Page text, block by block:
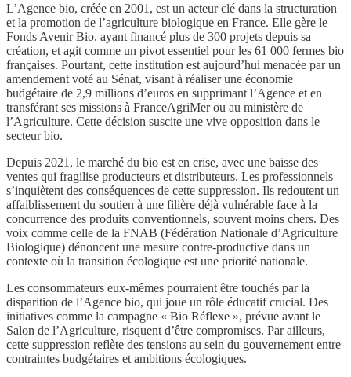
L’Agence bio, créée en 2001, est un acteur clé dans la structuration
et la promotion de l’agriculture biologique en France. Elle gère le
Fonds Avenir Bio, ayant financé plus de 300 projets depuis sa
création, et agit comme un pivot essentiel pour les 61 000 fermes bio
françaises. Pourtant, cette institution est aujourd’hui menacée par un
amendement voté au Sénat, visant à réaliser une économie
budgétaire de 2,9 millions d’euros en supprimant l’Agence et en
transférant ses missions à FranceAgriMer ou au ministère de
l’Agriculture. Cette décision suscite une vive opposition dans le
secteur bio.
Depuis 2021, le marché du bio est en crise, avec une baisse des
ventes qui fragilise producteurs et distributeurs. Les professionnels
s’inquiètent des conséquences de cette suppression. Ils redoutent un
affaiblissement du soutien à une filière déjà vulnérable face à la
concurrence des produits conventionnels, souvent moins chers. Des
voix comme celle de la FNAB (Fédération Nationale d’Agriculture
Biologique) dénoncent une mesure contre-productive dans un
contexte où la transition écologique est une priorité nationale.
Les consommateurs eux-mêmes pourraient être touchés par la
disparition de l’Agence bio, qui joue un rôle éducatif crucial. Des
initiatives comme la campagne « Bio Réflexe », prévue avant le
Salon de l’Agriculture, risquent d’être compromises. Par ailleurs,
cette suppression reflète des tensions au sein du gouvernement entre
contraintes budgétaires et ambitions écologiques.